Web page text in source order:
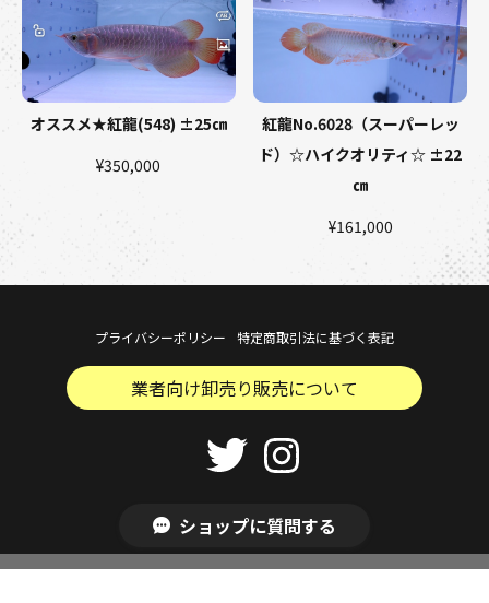
オススメ★紅龍(548) ±25㎝
¥350,000
紅龍No.6028（スーパーレッ
ド）☆ハイクオリティ☆ ±22
㎝
¥161,000
プライバシーポリシー 特定商取引法に基づく表記
業者向け卸売り販売について
Copyright © Aroholic . All Rights Reserved.
ショップに質問する